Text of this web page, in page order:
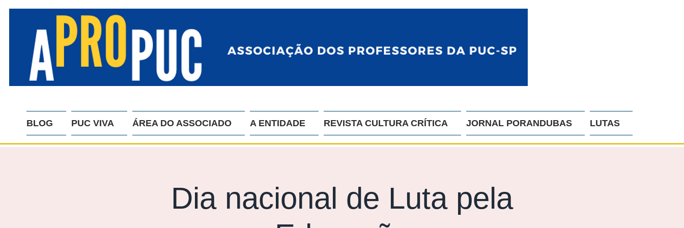
BLOG PUC VIVA ÁREA DO ASSOCIADO A ENTIDADE REVISTA CULTURA CRÍTICA JORNAL PORANDUBAS LUTAS
Dia nacional de Luta pela